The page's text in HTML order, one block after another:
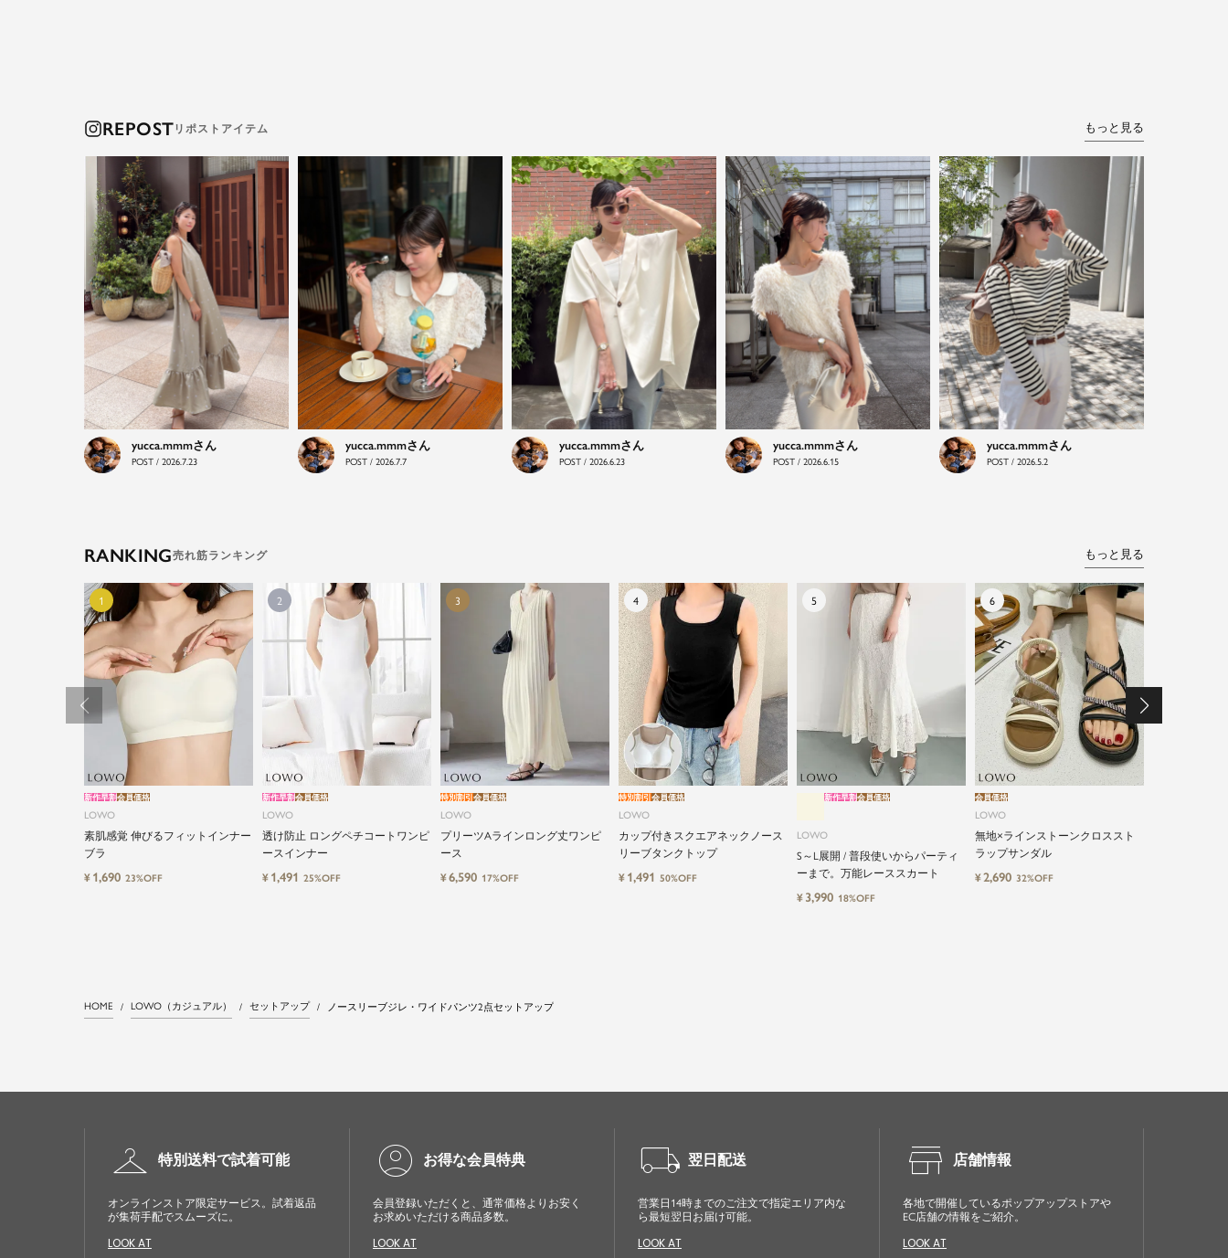
気軽に楽しめる低価格でトレンドを取り
入れたファッションブランド
LOWO（ロワ）は、アパレルはもちろん、インナー、
バッグやシューズ、小物まで、驚くほどリーズナブル
にラインナップ。
毎日のコーデに、ちょっとした変化を。いつもの自分
に、ちょっとした彩りを。
LOWOは、頑張りすぎないおしゃれを応援します。
close
REPOST もっと見る
yucca.mmm
POST / 2026.7.23
yucca.mmm
POST / 2026.7.7
yucca.mmm
POST / 2026.6.23
yucca.mmm
POST / 2026.6.15
yucca.mmm
POST / 2026.5.2
RANKING もっと見る
LOWO
素肌感覚 伸びるフィットインナー
ブラ
新作早割会員価格
¥ 1,690 23%OFF
LOWO
透け防止 ロングペチコートワンピ
ースインナー
新作早割会員価格
¥ 1,491 25%OFF
LOWO
プリーツAラインロング丈ワンピ
ース
特別割引会員価格
¥6,590 17%OFF
LOWO
カップ付きスクエアネックノース
リーブタンクトップ
特別割引会員価格
¥ 1,491 50%OFF
LOWO
S～L展開 / 普段使いからパーティ
ーまで。万能レーススカート
新作早割会員価格
¥ 3,990 18%OFF
LOWO
無地×ラインストーンクロススト
ラップサンダル
会員価格
¥2,690 32%OFF
HOME LOWO（カジュアル） セットアップ ノースリーブジレ・ワイドパンツ2点セットアップ
checkroom 特別送料で試着可能
オンラインストア限定サービス。試着返品
が集荷手配でスムーズに。
LOOK AT
account_circle お得な会員特典
会員登録いただくと、通常価格よりお安く
お求めいただける商品多数。
LOOK AT
local_shipping 翌日配送
営業日14時までのご注文で指定エリア内な
ら最短翌日お届け可能。
LOOK AT
store 店舗情報
各地で開催しているポップアップストアや
EC店舗の情報をご紹介。
LOOK AT